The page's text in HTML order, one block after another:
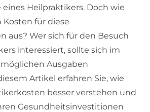
Heilpraktikers. Doch wie
für diese
aus? Wer sich für den Besuch
interessiert, sollte sich im
Ausgaben
Artikel erfahren Sie, wie
besser verstehen und
Gesundheitsinvestitionen